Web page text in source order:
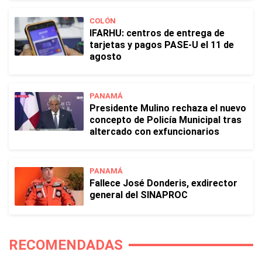
COLÓN
IFARHU: centros de entrega de
tarjetas y pagos PASE-U el 11 de
agosto
PANAMÁ
Presidente Mulino rechaza el nuevo
concepto de Policía Municipal tras
altercado con exfuncionarios
PANAMÁ
Fallece José Donderis, exdirector
general del SINAPROC
RECOMENDADAS